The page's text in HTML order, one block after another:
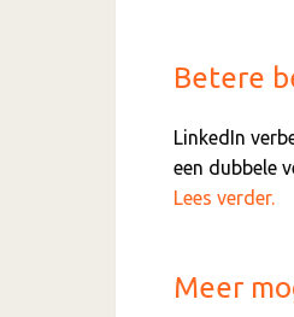
Betere
LinkedIn
een dubbele
Lees verder.
Meer